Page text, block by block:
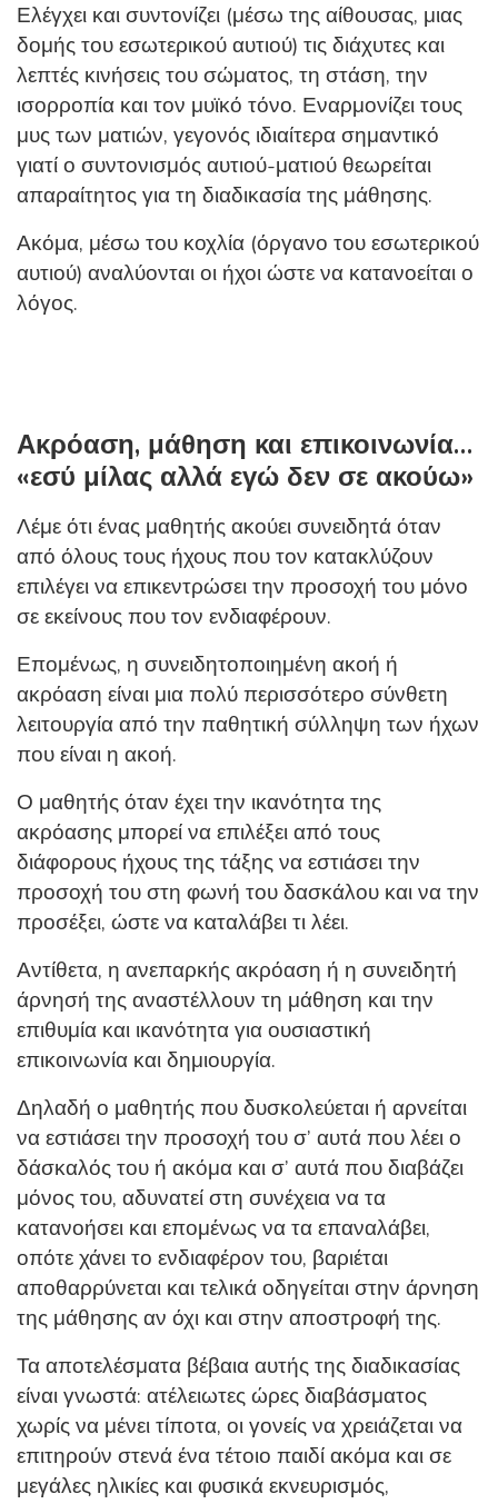
Ελέγχει και συντονίζει (μέσω της αίθουσας, μιας
δομής του εσωτερικού αυτιού) τις διάχυτες και
λεπτές κινήσεις του σώματος, τη στάση, την
ισορροπία και τον μυϊκό τόνο. Εναρμονίζει τους
μυς των ματιών, γεγονός ιδιαίτερα σημαντικό
γιατί ο συντονισμός αυτιού-ματιού θεωρείται
απαραίτητος για τη διαδικασία της μάθησης.
Ακόμα, μέσω του κοχλία (όργανο του εσωτερικού
αυτιού) αναλύονται οι ήχοι ώστε να κατανοείται ο
λόγος.
Ακρόαση, μάθηση και επικοινωνία…
«εσύ μίλας αλλά εγώ δεν σε ακούω»
Λέμε ότι ένας μαθητής ακούει συνειδητά όταν
από όλους τους ήχους που τον κατακλύζουν
επιλέγει να επικεντρώσει την προσοχή του μόνο
σε εκείνους που τον ενδιαφέρουν.
Επομένως, η συνειδητοποιημένη ακοή ή
ακρόαση είναι μια πολύ περισσότερο σύνθετη
λειτουργία από την παθητική σύλληψη των ήχων
που είναι η ακοή.
Ο μαθητής όταν έχει την ικανότητα της
ακρόασης μπορεί να επιλέξει από τους
διάφορους ήχους της τάξης να εστιάσει την
προσοχή του στη φωνή του δασκάλου και να την
προσέξει, ώστε να καταλάβει τι λέει.
Αντίθετα, η ανεπαρκής ακρόαση ή η συνειδητή
άρνησή της αναστέλλουν τη μάθηση και την
επιθυμία και ικανότητα για ουσιαστική
επικοινωνία και δημιουργία.
Δηλαδή ο μαθητής που δυσκολεύεται ή αρνείται
να εστιάσει την προσοχή του σ’ αυτά που λέει ο
δάσκαλός του ή ακόμα και σ’ αυτά που διαβάζει
μόνος του, αδυνατεί στη συνέχεια να τα
κατανοήσει και επομένως να τα επαναλάβει,
οπότε χάνει το ενδιαφέρον του, βαριέται
αποθαρρύνεται και τελικά οδηγείται στην άρνηση
της μάθησης αν όχι και στην αποστροφή της.
Τα αποτελέσματα βέβαια αυτής της διαδικασίας
είναι γνωστά: ατέλειωτες ώρες διαβάσματος
χωρίς να μένει τίποτα, οι γονείς να χρειάζεται να
επιτηρούν στενά ένα τέτοιο παιδί ακόμα και σε
μεγάλες ηλικίες και φυσικά εκνευρισμός,